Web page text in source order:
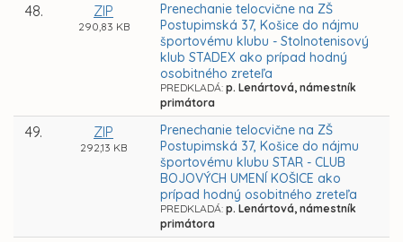
48. ZIP
290,83 KB
Prenechanie telocvične na ZŠ
Postupimská 37, Košice do nájmu
športovému klubu - Stolnotenisový
klub STADEX ako prípad hodný
osobitného zreteľa
PREDKLADÁ: p. Lenártová, námestník
primátora
49. ZIP
292,13 KB
Prenechanie telocvične na ZŠ
Postupimská 37, Košice do nájmu
športovému klubu STAR - CLUB
BOJOVÝCH UMENÍ KOŠICE ako
prípad hodný osobitného zreteľa
PREDKLADÁ: p. Lenártová, námestník
primátora